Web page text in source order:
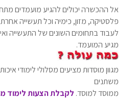
אל ההכשרה יכולים להגיע מועמדים
פלסטיקה, מזון, כימיה וכל תעשייה
לעבוד בתחומים השונים של התעשייה
מגיע המועמד.
מגוון מוסדות מציעים מסלולי לימודי
משתנים
ממוסד למוסד. לקבלת הצעות לימוד